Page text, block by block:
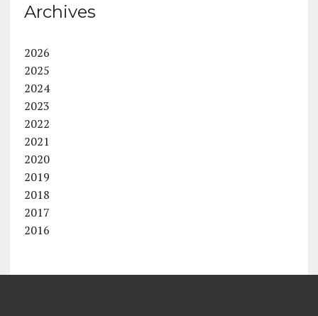
Archives
2026
2025
2024
2023
2022
2021
2020
2019
2018
2017
2016